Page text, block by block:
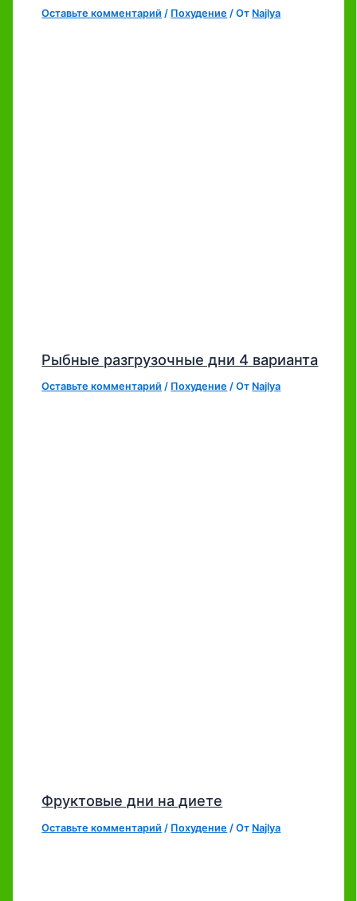
Оставьте комментарий / Похудение / От Najlya
Рыбные разгрузочные дни 4 варианта
Оставьте комментарий / Похудение / От Najlya
Фруктовые дни на диете
Оставьте комментарий / Похудение / От Najlya